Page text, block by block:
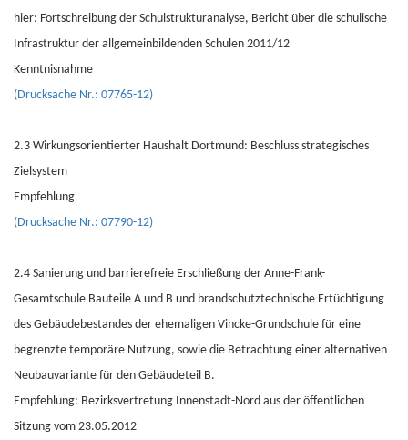
hier: Fortschreibung der Schulstrukturanalyse, Bericht über die schulische
Infrastruktur der allgemeinbildenden Schulen 2011/12
Kenntnisnahme
(Drucksache Nr.: 07765-12)
2.3 Wirkungsorientierter Haushalt Dortmund: Beschluss strategisches
Zielsystem
Empfehlung
(Drucksache Nr.: 07790-12)
2.4 Sanierung und barrierefreie Erschließung der Anne-Frank-
Gesamtschule Bauteile A und B und brandschutztechnische Ertüchtigung
des Gebäudebestandes der ehemaligen Vincke-Grundschule für eine
begrenzte temporäre Nutzung, sowie die Betrachtung einer alternativen
Neubauvariante für den Gebäudeteil B.
Empfehlung: Bezirksvertretung Innenstadt-Nord aus der öffentlichen
Sitzung vom 23.05.2012